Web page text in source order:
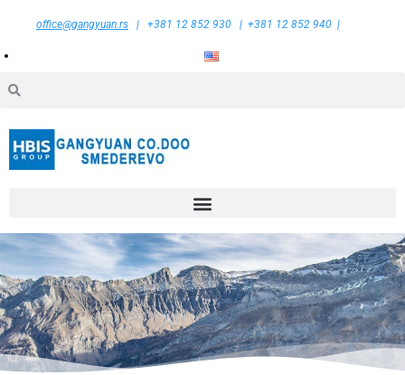
office@gangyuan.rs | +381 12 852 930 | +381 12 852 940 |